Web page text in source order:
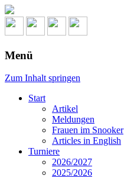
Menü
Zum Inhalt springen
Start
Artikel
Meldungen
Frauen im Snooker
Articles in English
Turniere
2026/2027
2025/2026